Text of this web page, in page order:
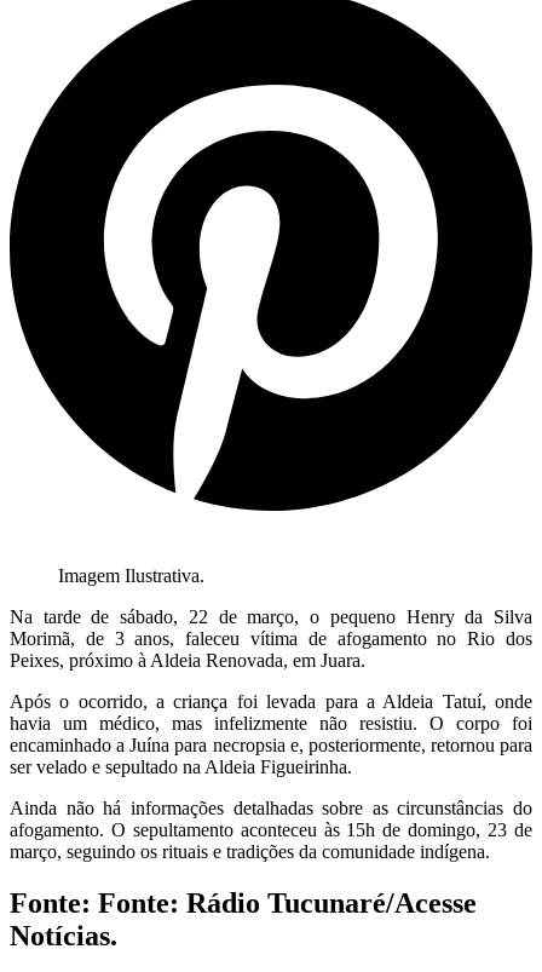
Imagem Ilustrativa.
Na tarde de sábado, 22 de março, o pequeno Henry da Silva
Morimã, de 3 anos, faleceu vítima de afogamento no Rio dos
Peixes, próximo à Aldeia Renovada, em Juara.
Após o ocorrido, a criança foi levada para a Aldeia Tatuí, onde
havia um médico, mas infelizmente não resistiu. O corpo foi
encaminhado a Juína para necropsia e, posteriormente, retornou para
ser velado e sepultado na Aldeia Figueirinha.
Ainda não há informações detalhadas sobre as circunstâncias do
afogamento. O sepultamento aconteceu às 15h de domingo, 23 de
março, seguindo os rituais e tradições da comunidade indígena.
Fonte: Fonte: Rádio Tucunaré/Acesse
Notícias.